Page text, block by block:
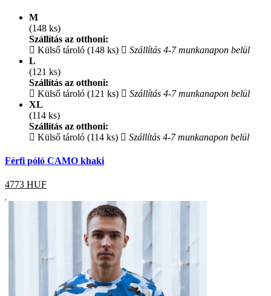
M
(148 ks)
Szállítás az otthoni:
Külső tároló (148 ks)
Szállítás 4-7 munkanapon belül
L
(121 ks)
Szállítás az otthoni:
Külső tároló (121 ks)
Szállítás 4-7 munkanapon belül
XL
(114 ks)
Szállítás az otthoni:
Külső tároló (114 ks)
Szállítás 4-7 munkanapon belül
Férfi póló CAMO khaki
4773 HUF